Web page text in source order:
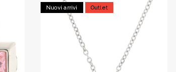
Nuovi arrivi Outlet